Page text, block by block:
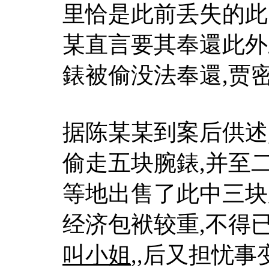
里恰是此前丢失的
某直言要其奉還此
錶被偷没法奉還,贾
据陈某某到案后供
偷走五块腕錶,并至
等地出售了此中三
经济包袱较重,不得
叫小姐,,后又担忧事